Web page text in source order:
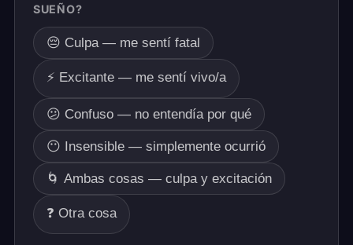
SUEÑO?
😔 Culpa — me sentí fatal
⚡ Excitante — me sentí vivo/a
😕 Confuso — no entendía por qué
😶 Insensible — simplemente ocurrió
🌀 Ambas cosas — culpa y excitación
❓ Otra cosa